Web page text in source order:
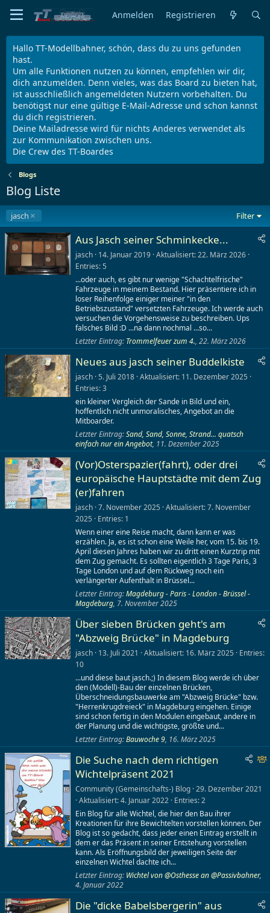
Anmelden Registrieren
Hallo TT-Modellbahner, schön, dass du zu uns gefunden
hast.
Um alle Funktionen nutzen zu können, empfehlen wir dir,
dich anzumelden. Denn vieles, was das Board zu bieten hat,
ist ausschließlich angemeldeten Nutzern vorbehalten. Du
benötigst nur eine gültige E-Mail-Adresse und schon kannst
du dich registrieren.
Deine Mailadresse wird für nichts Anderes verwendet als
zur Kommunikation zwischen uns.
Die Crew des TT-Boardes
Blogs
Blog Liste
jasch Filter
Aus Jasch seiner Schminkecke...
jasch 14. Januar 2019 Aktualisiert 22. März 2026
Entries 5
...oder auch, es gibt nur wenige "Schachtelfrische"
Fahrzeuge in meinem Bestand. Hier präsentiere ich in
loser Reihenfolge einiger meiner "in den
Betriebszustand" versetzten Fahrzeuge. Ich werde auch
versuchen die Vorgehensweise zu beschreiben. Ups
falsches Bild :D ...na dann nochmal ...so...
Letzter Eintrag: Trommelfeuer zum 4., 22. März 2026
Neues aus jasch seiner Buddelkiste
jasch 5. Juli 2018 Aktualisiert 11. Dezember 2025
Entries 3
ein kleiner Vergleich der Sande in Bild und ein,
hoffentlich nicht unmoralisches, Angebot an die
Mitboarder.
Letzter Eintrag:Sand, Sand, Sonne, Strand... quatsch
einfach nur ein Angebot, 11. Dezember 2025
(Vor)Osterspazier(fahrt), oder drei
europäische Hauptstädte mit dem Zug
(er)fahren
jasch 7. November 2025 Aktualisiert 7. November
2025 Entries 1
Wenn einer eine Reise macht, dann kann er was
erzählen. Ja, es ist schon eine Weile her, vom 15. bis 19.
April diesen Jahres haben wir zu dritt einen Kurztrip mit
dem Zug gemacht. Es sollten eigentlich 3 Tage Paris, 3
Tage London und auf dem Rückweg noch ein
verlängerter Aufenthalt in Brüssel...
Letzter Eintrag:Magdeburg - Paris - London - Brüssel -
Magdeburg, 7. November 2025
Über sieben Brücken geht's am
"Abzweig Brücke" in Magdeburg
jasch 13. Juli 2021 Aktualisiert 16. März 2025 Entries
10
...und diese baut jasch.;) In diesem Blog werde ich über
den (Modell)-Bau der einzelnen Brücken,
Überschneidungsbauwerke am "Abzweig Brücke" bzw.
"Herrenkrugdreieck" in Magdeburg eingehen. Einige
sind schon fertig in den Modulen eingebaut, andere in
der Planung und die wichtigste, größte und...
Letzter Eintrag:Bauwoche 9, 16. März 2025
C
e
Die Suche nach dem richtigen
Wichtelpräsent 2021
Community (Gemeinschafts-) Blog 29. Dezember 2021
Aktualisiert 4. Januar 2022 Entries 2
Ein Blog für alle Wichtel, die hier den Bau ihrer
Kreationen für ihre Bewichtelten vorstellen können. Der
Blog ist so gedacht, dass jeder einen Eintrag erstellt in
dem er das Präsent in seiner Entstehung vorstellen
kann. Als Eröffnungsbild der jeweiligen Seite der
einzelnen Wichtel dachte ich...
Letzter Eintrag: Wichtel von @Osthesse an @Passivbahner,
4. Januar 2022
Die "dicke Babelsbergerin" aus